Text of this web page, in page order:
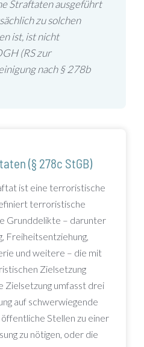
Straftaten ausgeführt
zu solchen
ist, ist nicht
(RS zur
nach § 278b
(§ 278c StGB)
ist eine terroristische
terroristische
Grunddelikte – darunter
Freiheitsentziehung,
und weitere – die mit
Zielsetzung
Zielsetzung umfasst drei
auf schwerwiegende
Stellen zu einer
zu nötigen, oder die